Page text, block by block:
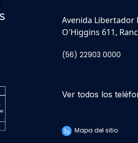
Avenida Libertador
O'Higgins 611,
(56) 22903 0000
Ver todos los
Mapa del sitio